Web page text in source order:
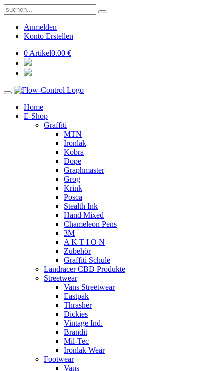
Anmelden
Konto Erstellen
0 Artikel0.00 €
Home
E-Shop
Graffiti
MTN
Ironlak
Kobra
Dope
Graphmaster
Grog
Krink
Posca
Stealth Ink
Hand Mixed
Chameleon Pens
3M
A K T I O N
Zubehör
Graffiti Schule
Landracer CBD Produkte
Streetwear
Vans Streetwear
Eastpak
Thrasher
Dickies
Vintage Ind.
Brandit
Mil-Tec
Ironlak Wear
Footwear
Vans